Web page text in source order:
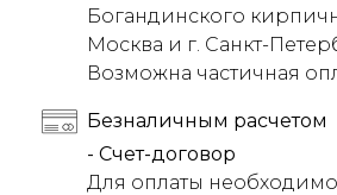
Богандинского
Москва и г. Санкт-
Возможна частичная
Безналичным расчетом
- Счет-договор
Для оплаты необходимо